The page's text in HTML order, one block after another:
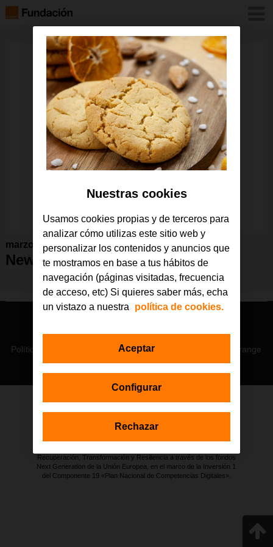
marzo 2016
Newsletter nueva web 2016
Política de privacidad
Política de cookies Orange
impulsada por Red.es, Ministerio para la Transformación Digital y de
Recuperación, Transformación y Resiliencia a través de los fondos
Next Generation de la Unión Europea, en el marco de la Inversión 1
del Componente 19 «Plan Nacional de Competencias Digitales».
Nuestras cookies
Usamos cookies propias y de terceros para
analizar cómo utilizas este sitio web y
personalizar los contenidos y anuncios que
te mostramos en base a tus hábitos de
navegación (páginas visitadas, frecuencia
de acceso, etc) Si quieres saber más, echa
un vistazo a nuestra
política de cookies.
Configurar
Rechazar
Aceptar